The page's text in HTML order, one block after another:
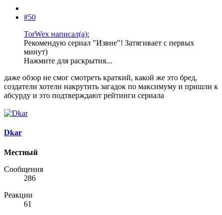
#50
TorWex написал(а):
Рекомендую сериал "Извне"! Затягивает с первых
минут)
Нажмите для раскрытия...
даже обзор не смог смотреть краткий, какой же это бред,
создатели хотели накрутить загадок по максимуму и пришли к
абсурду и это подтверждают рейтинги сериала
Dkar
Местный
Сообщения
286
Реакции
61